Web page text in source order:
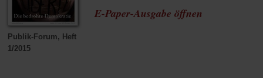
Publik-Forum, Heft
1/2015
E-Paper-Ausgabe öffnen